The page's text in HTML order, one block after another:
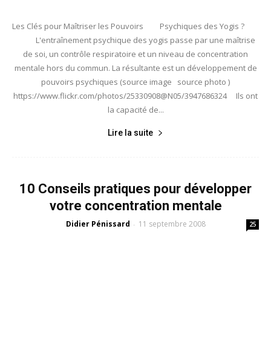
Les Clés pour Maîtriser les Pouvoirs Psychiques des Yogis ?
L'entraînement psychique des yogis passe par une maîtrise
de soi, un contrôle respiratoire et un niveau de concentration
mentale hors du commun. La résultante est un développement de
pouvoirs psychiques (source image source photo )
https://www.flickr.com/photos/25330908@N05/3947686324 Ils ont
la capacité de...
Lire la suite
10 Conseils pratiques pour développer
votre concentration mentale
Didier Pénissard - 11 septembre 2008 25